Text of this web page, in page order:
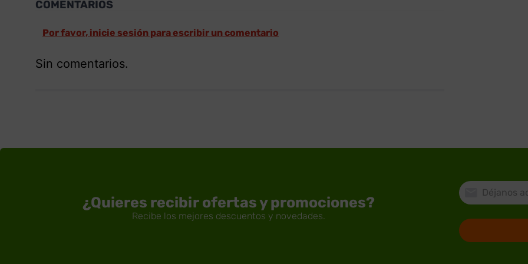
COMENTARIOS
Por favor, inicie sesión para escribir un comentario
Sin comentarios.
¿Quieres recibir ofertas y promociones?